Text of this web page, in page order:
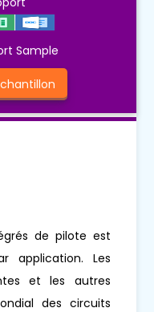
Sample
de pilote est
application. Les
et les autres
des circuits